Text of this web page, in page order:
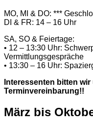
MO, MI & DO: ***
DI & FR: 14 – 16 Uhr
SA, SO & Feiertage:
• 12 – 13:30 Uhr:
Vermittlungsgespräche
• 13:30 – 16 Uhr:
Interessenten bitten
Terminvereinbarung!!
März bis